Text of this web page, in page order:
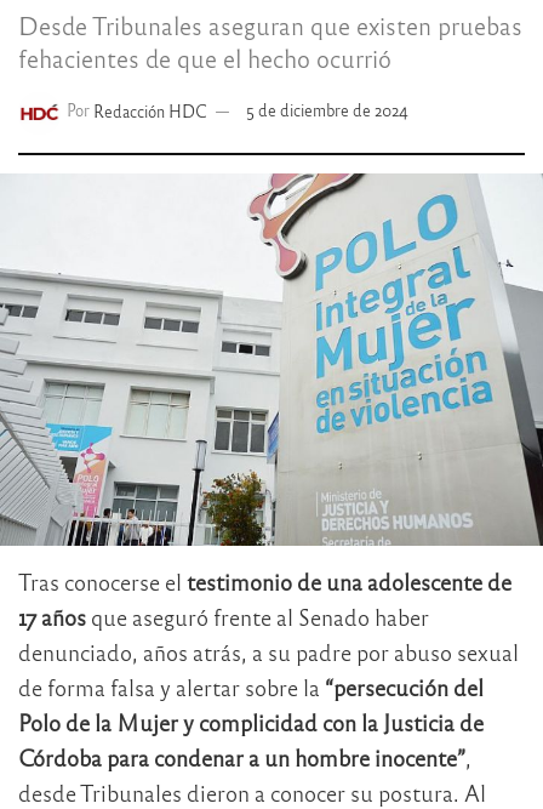
Desde Tribunales aseguran que existen pruebas
fehacientes de que el hecho ocurrió
Por Redacción HDC 5 de diciembre de 2024
Tras conocerse el testimonio de una adolescente de
17 años que aseguró frente al Senado haber
denunciado, años atrás, a su padre por abuso sexual
de forma falsa y alertar sobre la “persecución del
Polo de la Mujer y complicidad con la Justicia de
Córdoba para condenar a un hombre inocente”,
desde Tribunales dieron a conocer su postura. Al